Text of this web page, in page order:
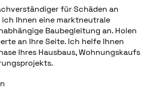
für Schäden an
ich Ihnen eine marktneutrale
Baubegleitung an. Holen
an Ihre Seite. Ich helfe Ihnen
Ihres Hausbaus, Wohnungskaufs